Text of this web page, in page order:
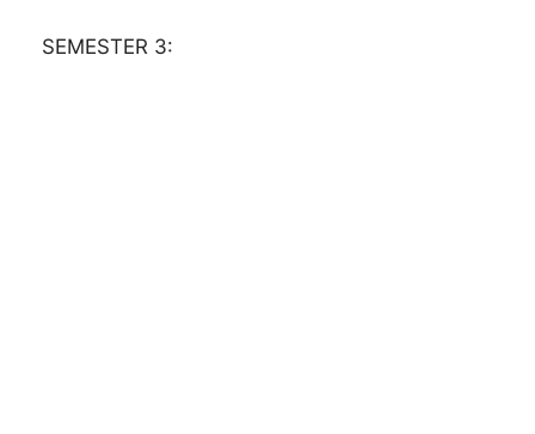
SEMESTER 3: